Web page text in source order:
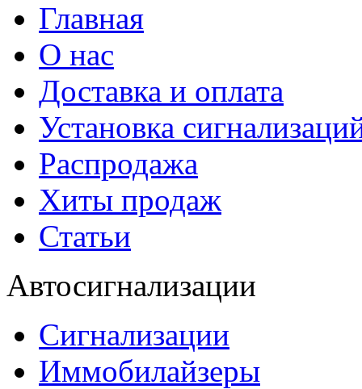
Главная
О нас
Доставка и оплата
Установка
Распродажа
Хиты продаж
Статьи
Автосигнализации
Сигнализации
Иммобилайзеры